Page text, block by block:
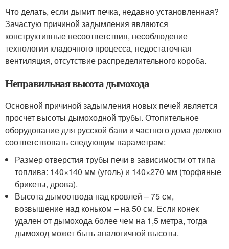
Что делать, если дымит печка, недавно установленная?
Зачастую причиной задымления являются
конструктивные несоответствия, несоблюдение
технологии кладочного процесса, недостаточная
вентиляция, отсутствие распределительного короба.
Неправильная высота дымохода
Основной причиной задымления новых печей является
просчет высоты дымоходной трубы. Отопительное
оборудование для русской бани и частного дома должно
соответствовать следующим параметрам:
Размер отверстия трубы печи в зависимости от типа
топлива: 140×140 мм (уголь) и 140×270 мм (торфяные
брикеты, дрова).
Высота дымоотвода над кровлей – 75 см,
возвышение над коньком – на 50 см. Если конек
удален от дымохода более чем на 1,5 метра, тогда
дымоход может быть аналогичной высоты.